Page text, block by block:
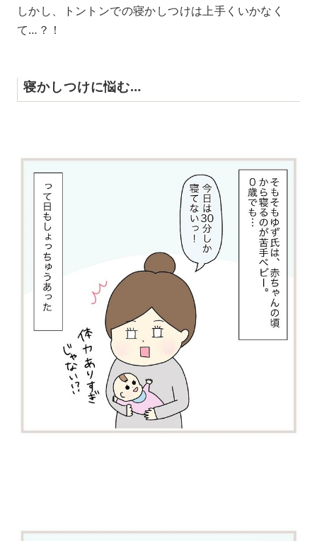
しかし、トントンでの寝かしつけは上手くいかなく
て…？！
寝かしつけに悩む…